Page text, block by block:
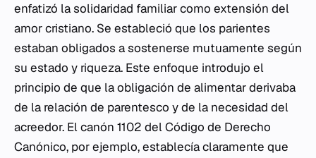
enfatizó la solidaridad familiar como extensión del
amor cristiano. Se estableció que los parientes
estaban obligados a sostenerse mutuamente según
su estado y riqueza. Este enfoque introdujo el
principio de que la obligación de alimentar derivaba
de la relación de parentesco y de la necesidad del
acreedor. El canón 1102 del Código de Derecho
Canónico, por ejemplo, establecía claramente que